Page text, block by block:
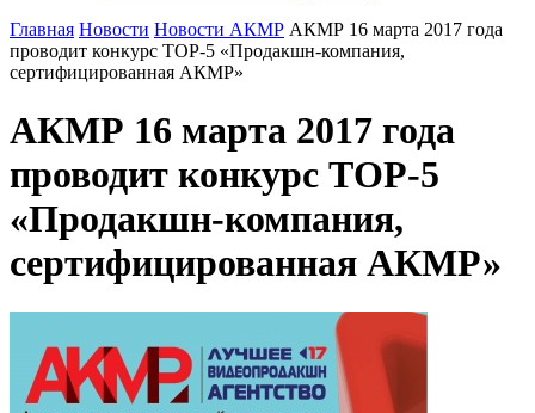
Главная Новости Новости АКМР АКМР 16 марта 2017 года
проводит конкурс ТОР-5 «Продакшн-компания,
сертифицированная АКМР»
АКМР 16 марта 2017 года
проводит конкурс ТОР-5
«Продакшн-компания,
сертифицированная АКМР»